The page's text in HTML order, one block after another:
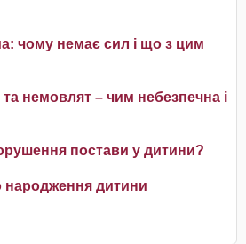
чому немає сил і що з цим
та немовлят – чим небезпечна і
постави у дитини?
народження дитини